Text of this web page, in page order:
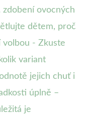
ovocných
dětem, proč
volbou - Zkuste
variant
jejich chuť i
úplně –
je